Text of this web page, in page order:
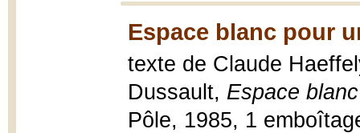
Espace blanc pour
texte de Claude
Dussault, Espace
Pôle, 1985, 1